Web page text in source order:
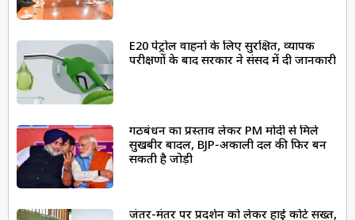
E20 पेट्रोल वाहनों के लिए सुरक्षित, व्यापक
परीक्षणों के बाद सरकार ने संसद में दी जानकारी
गठबंधन का प्रस्ताव लेकर PM मोदी से मिले
सुखबीर बादल, BJP-अकाली दल की फिर बन
सकती है जोड़ी
जंतर-मंतर पर प्रदर्शन को लेकर हाई कोर्ट सख्त,